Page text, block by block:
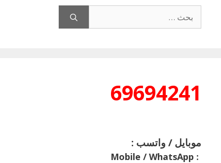
عن:
69694241
موبايل / واتسب :
:
Mobile / WhatsApp